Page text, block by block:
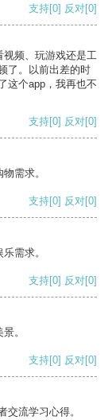
支持[0] 反对[0]
视频、玩游戏还是工
了。以前出差的时
这个app，我再也不
支持[0] 反对[0]
需求。
支持[0] 反对[0]
需求。
支持[0] 反对[0]
。
支持[0] 反对[0]
交流学习心得。